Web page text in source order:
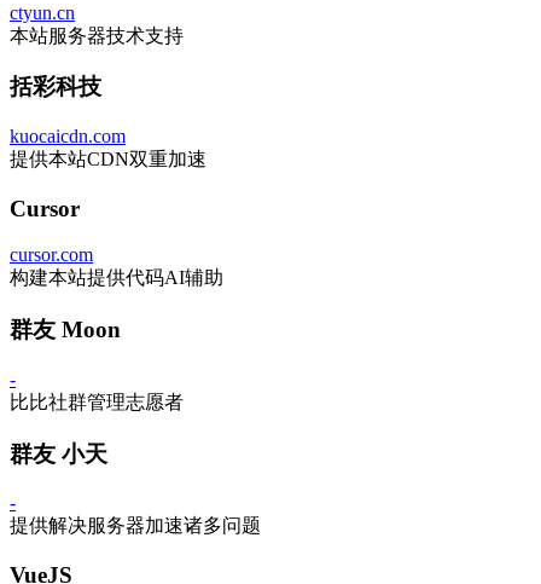
ctyun.cn
本站服务器技术支持
括彩科技
kuocaicdn.com
提供本站CDN双重加速
Cursor
cursor.com
构建本站提供代码AI辅助
群友 Moon
-
比比社群管理志愿者
群友 小天
-
提供解决服务器加速诸多问题
VueJS